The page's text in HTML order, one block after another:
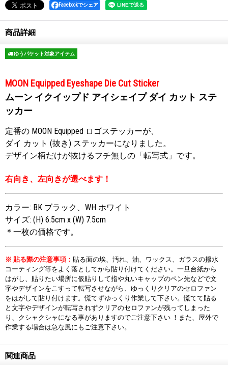
Facebookでシェア
商品詳細
ゆうパケット対象アイテム
MOON Equipped Eyeshape Die Cut Sticker
ムーン イクイップド アイシェイプ ダイ カット ステ
ッカー
定番の MOON Equipped ロゴステッカーが、
ダイ カット (抜き) ステッカーになりました。
デザイン柄だけが抜けるフチ無しの「転写式」です。
右向き、左向きが選べます！
カラー: BK ブラック、WH ホワイト
サイズ: (H) 6.5cm x (W) 7.5cm
＊一枚の価格です。
※ 貼る際の注意事項： 貼る面の埃、汚れ、油、ワックス、ガラスの撥水
コーティング等をよく落としてから貼り付けてください。一旦台紙から
はがし、貼りたい場所に仮貼りして指や丸いキャップのペン先などで文
字やデザインをこすって転写させながら、ゆっくりクリアのセロファン
をはがして貼り付けます。慌てずゆっくり作業して下さい。慌てて貼る
と文字やデザインが転写されずクリアのセロファンが残ってしまった
り、クシャクシャになる事がありますのでご注意下さい ！また、屋外で
作業する場合は急な風にもご注意下さい。
関連商品